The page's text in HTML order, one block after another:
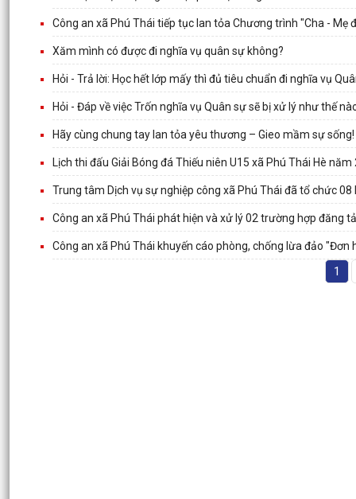
Công an xã Phú Thái tiếp tục lan tỏa Chương trình "Cha - Mẹ
Xăm mình có được đi nghĩa vụ quân sự không?
Hỏi - Trả lời: Học hết lớp mấy thì đủ tiêu chuẩn đi nghĩa vụ
Hỏi - Đáp về việc Trốn nghĩa vụ Quân sự sẽ bị xử lý như thế
Hãy cùng chung tay lan tỏa yêu thương – Gieo mầm sự sống!
Lịch thi đấu Giải Bóng đá Thiếu niên U15 xã Phú Thái Hè năm
Trung tâm Dịch vụ sự nghiệp công xã Phú Thái đã tổ chức
Công an xã Phú Thái phát hiện và xử lý 02 trường hợp đăng
Công an xã Phú Thái khuyến cáo phòng, chống lừa đảo "Đơn
1